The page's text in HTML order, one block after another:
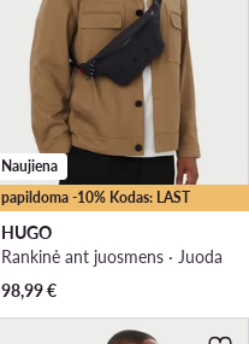
papildoma -10% Kodas: LAST
Naujiena
HUGO
Rankinė ant juosmens · Juoda
98,99€